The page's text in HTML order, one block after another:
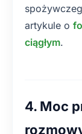
artykule o
ciągłym.
4. Moc